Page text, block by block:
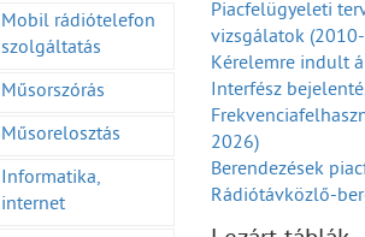
Mobil rádiótelefon
szolgáltatás
Műsorszórás
Műsorelosztás
Informatika,
internet
Piacfelügyeleti
vizsgálatok
Kérelemre indult
Interfész
2026)
Berendezések
Rádiótávközlő-
(1995-2026)